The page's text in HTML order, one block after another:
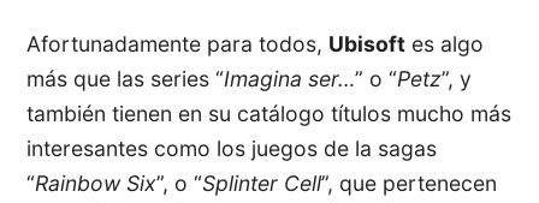
Afortunadamente para todos, Ubisoft es algo
más que las series “Imagina ser…” o “Petz”, y
también tienen en su catálogo títulos mucho más
interesantes como los juegos de la sagas
“Rainbow Six”, o “Splinter Cell”, que pertenecen